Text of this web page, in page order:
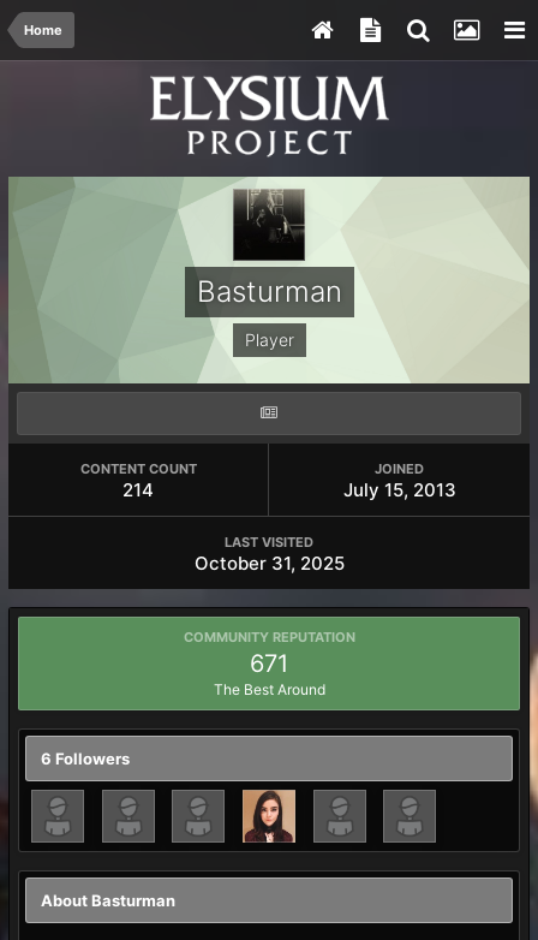
Home
Basturman
Player
CONTENT COUNT
214
JOINED
July 15, 2013
LAST VISITED
October 31, 2025
COMMUNITY REPUTATION
671
The Best Around
6 Followers
About Basturman